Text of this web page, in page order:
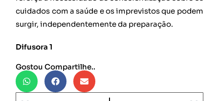
cuidados com a saúde e os imprevistos que podem
surgir, independentemente da preparação.
Difusora 1
Gostou Compartilhe..